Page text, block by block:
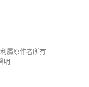
屬原作者所有
明